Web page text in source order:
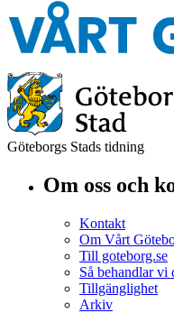
Göteborgs Stads tidning
Om oss och
Kontakt
Om Vårt
Till goteborg.se
Så behandlar vi
Tillgänglighet
Arkiv